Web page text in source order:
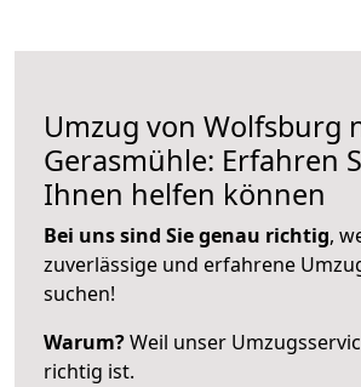
Umzug von Wolfsburg
Gerasmühle: Erfahren
Ihnen helfen können
Bei uns sind Sie genau richtig,
zuverlässige und erfahrene
suchen!
Warum?Weil unser
richtig ist.